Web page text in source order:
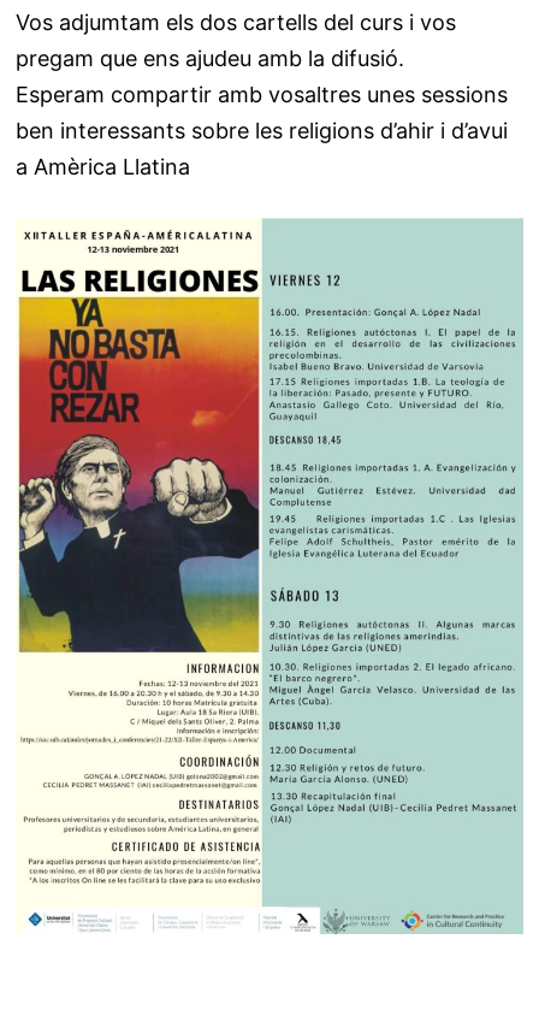
Vos adjumtam els dos cartells del curs i vos
pregam que ens ajudeu amb la difusió.
Esperam compartir amb vosaltres unes sessions
ben interessants sobre les religions d’ahir i d’avui
a Amèrica Llatina